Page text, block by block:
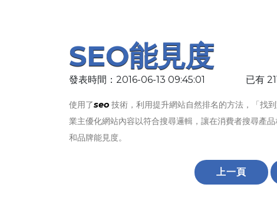
SEO能見度
發表時間：2016-06-13 09:45:01 已有
使用了seo 技術，利用提升網站自然排名的方法，「找
業主優化網站內容以符合搜尋邏輯，讓在消費者搜尋產
和品牌能見度。
上一頁